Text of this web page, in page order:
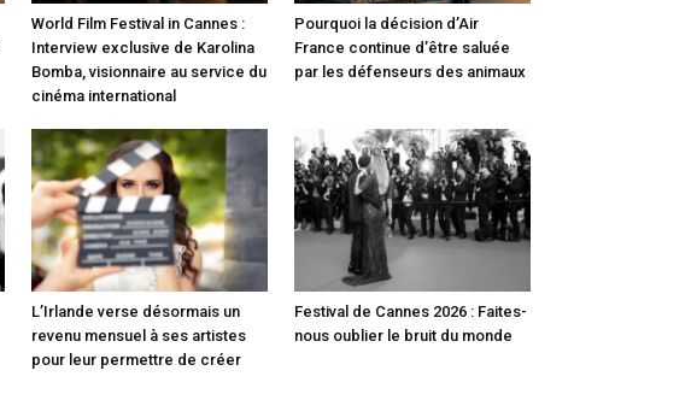
World Film Festival in Cannes :
Interview exclusive de Karolina
Bomba, visionnaire au service du
cinéma international
Pourquoi la décision d’Air
France continue d’être saluée
par les défenseurs des animaux
L’Irlande verse désormais un
revenu mensuel à ses artistes
pour leur permettre de créer
Festival de Cannes 2026 : Faites-
nous oublier le bruit du monde